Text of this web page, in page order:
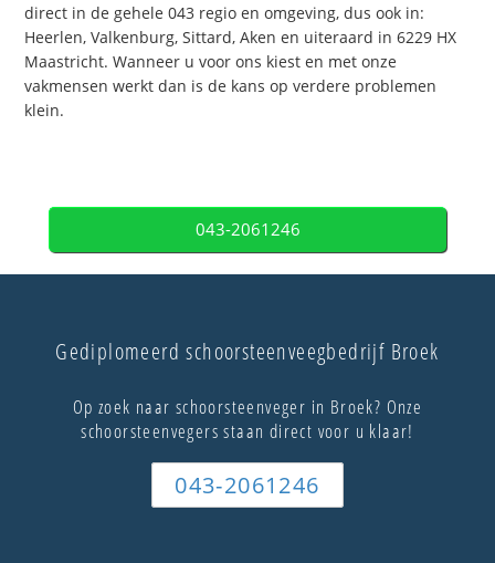
direct in de gehele 043 regio en omgeving, dus ook in:
Heerlen, Valkenburg, Sittard, Aken en uiteraard in 6229 HX
Maastricht. Wanneer u voor ons kiest en met onze
vakmensen werkt dan is de kans op verdere problemen
klein.
043-2061246
Gediplomeerd schoorsteenveegbedrijf Broek
Op zoek naar schoorsteenveger in Broek? Onze
schoorsteenvegers staan direct voor u klaar!
043-2061246